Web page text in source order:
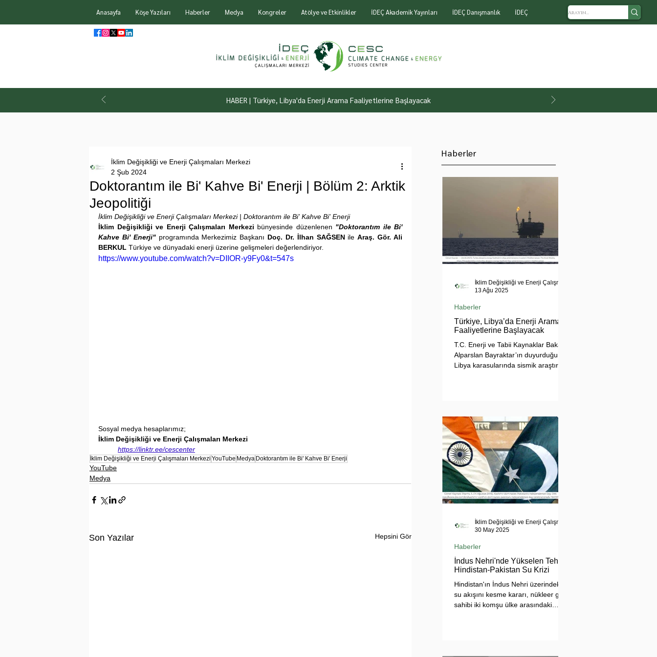
Anasayfa Köşe Yazıları Haberler Medya Kongreler Atölye ve Etkinlikler İDEÇ Akademik Yayınları İDEÇ Danışmanlık İDEÇ
HABER | Türkiye, Libya'da Enerji Arama Faaliyetlerine Başlayacak
Doktorantım ile Bi' Kahve Bi' Enerji | Bölüm 2: Arktik
Jeopolitiği
İklim Değişikliği ve Enerji Çalışmaları Merkezi
2 Şub 2024
İklim Değişikliği ve Enerji Çalışmaları Merkezi | Doktorantım ile Bi' Kahve Bi' Enerji
İklim Değişikliği ve Enerji Çalışmaları Merkezi bünyesinde düzenlenen "Doktorantım ile Bi'
Kahve Bi' Enerji" programında Merkezimiz Başkanı Doç. Dr. İlhan SAĞSEN ile Araş. Gör. Ali
BERKUL Türkiye ve dünyadaki enerji üzerine gelişmeleri değerlendiriyor.
https://www.youtube.com/watch?v=DIIOR-y9Fy0&t=547s
Sosyal medya hesaplarımız;
İklim Değişikliği ve Enerji Çalışmaları Merkezi
https://linktr.ee/cescenter
İklim Değişikliği ve Enerji Çalışmaları Merkezi YouTube Medya Doktorantım ile Bi' Kahve Bi' Enerji
YouTube
Medya
Son Yazılar Hepsini Gör
Haberler
Türkiye, Libya’da Enerji Arama
Faaliyetlerine Başlayacak
T.C. Enerji ve Tabii Kaynaklar Bakanı
Alparslan Bayraktar’ın duyurduğu
Libya karasularında sismik araştırma
Haberler
13 Ağu 2025
İndus Nehri'nde Yükselen Tehdit:
Hindistan-Pakistan Su Krizi
Hindistan'ın İndus Nehri üzerindeki
su akışını kesme kararı, nükleer güç
sahibi iki komşu ülke arasındaki
Haberler
30 May 2025